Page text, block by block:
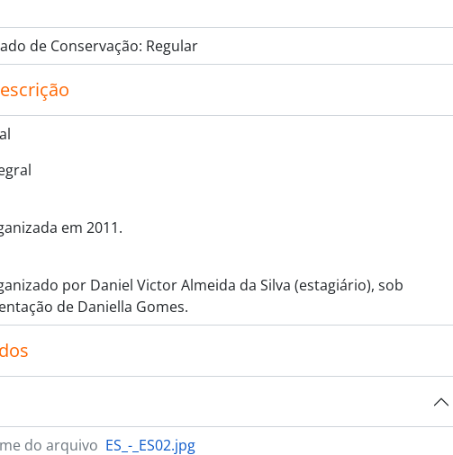
de Conservação: Regular
em 2011.
por Daniel Victor Almeida da Silva (estagiário), sob
de Daniella Gomes.
do arquivo ES_-_ES02.jpg